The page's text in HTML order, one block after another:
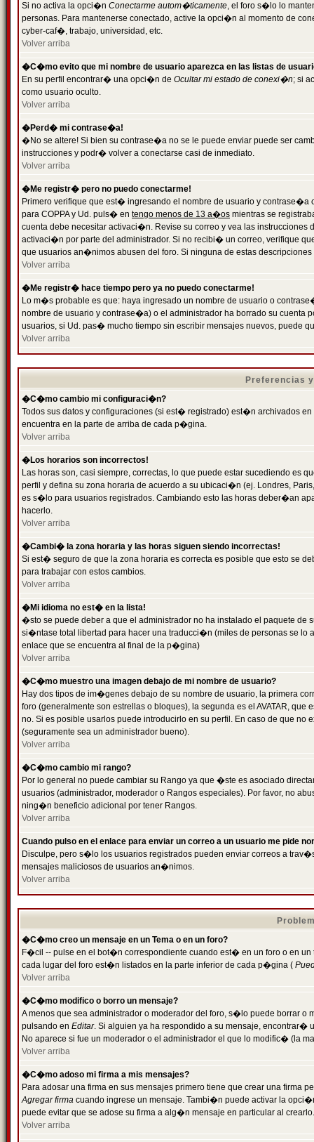
Si no activa la opci�n Conectarme autom�ticamente, el foro s�lo lo
personas. Para mantenerse conectado, active la opci�n al momento de
cyber-caf�, trabajo, universidad, etc.
Volver arriba
�C�mo evito que mi nombre de usuario aparezca en las listas de
En su perfil encontrar� una opci�n de Ocultar mi estado de conexi�n; si
como usuario oculto.
Volver arriba
�Perd� mi contrase�a!
�No se altere! Si bien su contrase�a no se le puede enviar puede ser
instrucciones y podr� volver a conectarse casi de inmediato.
Volver arriba
�Me registr� pero no puedo conectarme!
Primero verifique que est� ingresando el nombre de usuario y
para COPPA y Ud. puls� en tengo menos de 13 a�os mientras se
cuenta debe necesitar activaci�n. Revise su correo y vea las
activaci�n por parte del administrador. Si no recibi� un correo, verifique
que usuarios an�nimos abusen del foro. Si ninguna de estas
Volver arriba
�Me registr� hace tiempo pero ya no puedo conectarme!
Lo m�s probable es que: haya ingresado un nombre de usuario o
nombre de usuario y contrase�a) o el administrador ha borrado su
usuarios, si Ud. pas� mucho tiempo sin escribir mensajes nuevos, puede
Volver arriba
Preferencias
�C�mo cambio mi configuraci�n?
Todos sus datos y configuraciones (si est� registrado) est�n archivados
encuentra en la parte de arriba de cada p�gina.
Volver arriba
�Los horarios son incorrectos!
Las horas son, casi siempre, correctas, lo que puede estar sucediendo es
perfil y defina su zona horaria de acuerdo a su ubicaci�n (ej. Londres,
es s�lo para usuarios registrados. Cambiando esto las horas deber�an
hacerlo.
Volver arriba
�Cambi� la zona horaria y las horas siguen siendo incorrectas!
Si est� seguro de que la zona horaria es correcta es posible que esto se
para trabajar con estos cambios.
Volver arriba
�Mi idioma no est� en la lista!
�sto se puede deber a que el administrador no ha instalado el paquete
si�ntase total libertad para hacer una traducci�n (miles de personas se
enlace que se encuentra al final de la p�gina)
Volver arriba
�C�mo muestro una imagen debajo de mi nombre de usuario?
Hay dos tipos de im�genes debajo de su nombre de usuario, la primera
foro (generalmente son estrellas o bloques), la segunda es el AVATAR,
no. Si es posible usarlos puede introducirlo en su perfil. En caso de que
(seguramente sea un administrador bueno).
Volver arriba
�C�mo cambio mi rango?
Por lo general no puede cambiar su Rango ya que �ste es asociado
usuarios (administrador, moderador o Rangos especiales). Por favor, no
ning�n beneficio adicional por tener Rangos.
Volver arriba
Cuando pulso en el enlace para enviar un correo a un usuario me pide
Disculpe, pero s�lo los usuarios registrados pueden enviar correos a
mensajes maliciosos de usuarios an�nimos.
Volver arriba
�C�mo creo un mensaje en un Tema o en un foro?
F�cil -- pulse en el bot�n correspondiente cuando est� en un foro o en
cada lugar del foro est�n listados en la parte inferior de cada p�gina (
Volver arriba
�C�mo modifico o borro un mensaje?
A menos que sea administrador o moderador del foro, s�lo puede borrar o
pulsando en Editar. Si alguien ya ha respondido a su mensaje, encontrar�
No aparece si fue un moderador o el administrador el que lo modific� (la
Volver arriba
�C�mo adoso mi firma a mis mensajes?
Para adosar una firma en sus mensajes primero tiene que crear una firma
Agregar firma cuando ingrese un mensaje. Tambi�n puede activar la
puede evitar que se adose su firma a alg�n mensaje en particular al crearlo.
Volver arriba